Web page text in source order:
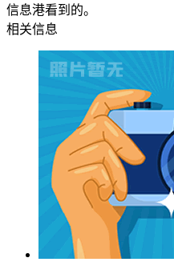
信息港看到的。
相关信息